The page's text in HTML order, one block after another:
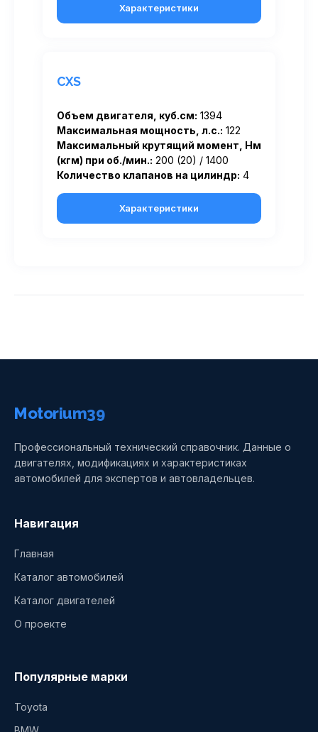
Характеристики
CXS
Объем двигателя, куб.см: 1394
Максимальная мощность, л.с.: 122
Максимальный крутящий момент, Нм
(кгм) при об./мин.: 200 (20) / 1400
Количество клапанов на цилиндр: 4
Характеристики
Motorium39
Профессиональный технический справочник. Данные о
двигателях, модификациях и характеристиках
автомобилей для экспертов и автовладельцев.
Навигация
Главная
Каталог автомобилей
Каталог двигателей
О проекте
Популярные марки
Toyota